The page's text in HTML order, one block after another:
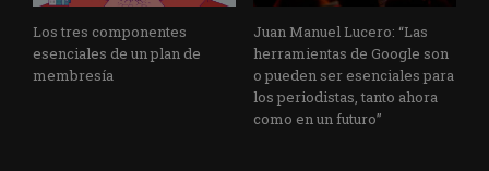
Los tres componentes
esenciales de un plan de
membresía
Juan Manuel Lucero: “Las
herramientas de Google son
o pueden ser esenciales para
los periodistas, tanto ahora
como en un futuro”